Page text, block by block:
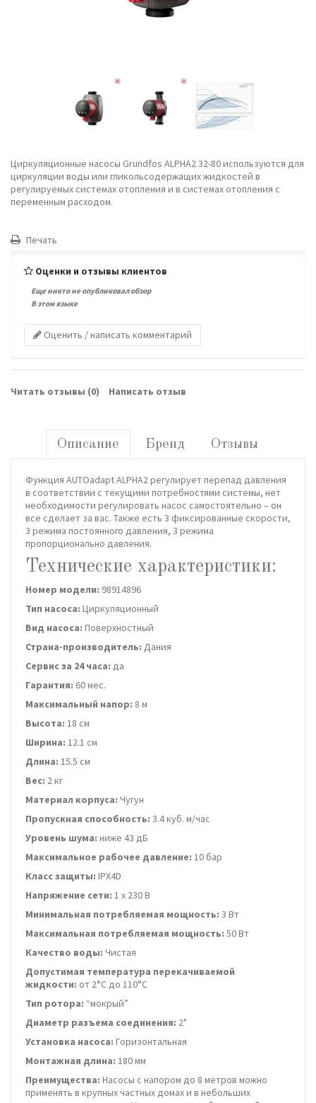
Циркуляционные насосы Grundfos ALPHA2 32-80 используются для
циркуляции воды или гликольсодержащих жидкостей в
регулируемых системах отопления и в системах отопления с
переменным расходом.
Печать
Оценки и отзывы клиентов
Еще никто не опубликовал обзор
В этом языке
Оценить / написать комментарий
Читать отзывы (0) Написать отзыв
Описание Бренд Отзывы
Функция AUTOadapt ALPHA2 регулирует перепад давления
в соответствии с текущими потребностями системы, нет
необходимости регулировать насос самостоятельно – он
все сделает за вас. Также есть 3 фиксированные скорости,
3 режима постоянного давления, 3 режима
пропорционально давления.
Технические характеристики:
Номер модели: 98914896
Тип насоса: Циркуляционный
Вид насоса: Поверхностный
Страна-производитель: Дания
Сервис за 24 часа: да
Гарантия: 60 мес.
Максимальный напор: 8 м
Высота: 18 см
Ширина: 12.1 см
Длина: 15.5 см
Вес: 2 кг
Материал корпуса: Чугун
Пропускная способность: 3.4 куб. м/час
Уровень шума: ниже 43 дБ
Максимальное рабочее давление: 10 бар
Класс защиты: IPX4D
Напряжение сети: 1 х 230 В
Минимальная потребляемая мощность: 3 Вт
Максимальная потребляемая мощность: 50 Вт
Качество воды: Чистая
Допустимая температура перекачиваемой
жидкости: от 2°C до 110°C
Тип ротора: “мокрый”
Диаметр разъема соединения: 2"
Установка насоса: Горизонтальная
Монтажная длина: 180 мм
Преимущества: Насосы с напором до 8 метров можно
применять в крупных частных домах и в небольших